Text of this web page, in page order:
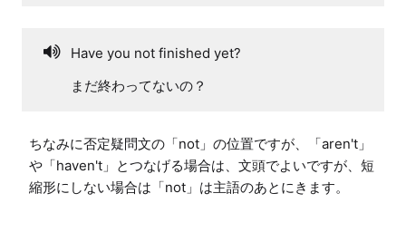
Have you not finished yet?
まだ終わってないの？
ちなみに否定疑問文の「not」の位置ですが、「aren't」
や「haven't」とつなげる場合は、文頭でよいですが、短
縮形にしない場合は「not」は主語のあとにきます。